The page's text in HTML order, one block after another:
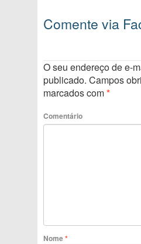
Comente via
O seu endereço de e-
publicado. Campos
marcados com*
Comentário
Nome*